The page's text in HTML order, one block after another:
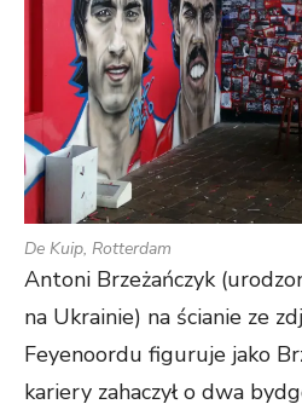
De Kuip, Rotterdam
Antoni Brzeżańczyk
na Ukrainie) na ścianie ze
Feyenoordu figuruje jako
kariery zahaczył o dwa